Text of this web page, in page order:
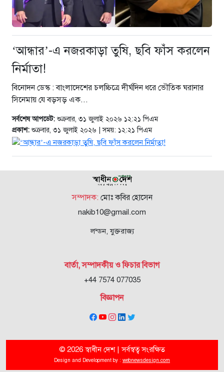
‘আন্ধার’-এ নজরকাড়া তুষি, ছবি ফাঁস করলেন
নির্মাতা!
বিনোদন ডেস্ক : বাংলাদেশের চলচ্চিত্রে দীর্ঘদিন ধরে ভৌতিক ঘরানার
সিনেমায় যে বড়সড় এক...
সর্বশেষ আপডেট: শুক্রবার, ৩১ জুলাই ২০২৬ ১২:২১ পিএম
প্রকাশ: শুক্রবার, ৩১ জুলাই ২০২৬ | সময়: ১২:২১ পিএম
সম্পাদক: মোঃ কবির হোসেন
nakib10@gmail.com
লন্ডন, যুক্তরাজ্য
বার্তা, সম্পাদকীয় ও ফিচার বিভাগ
+44 7574 077035
বিজ্ঞাপন
© 2026 স্বাধীন দেশ | সর্বস্বত্ব সংরক্ষিত
Design and Development by : webnewsdesign.com